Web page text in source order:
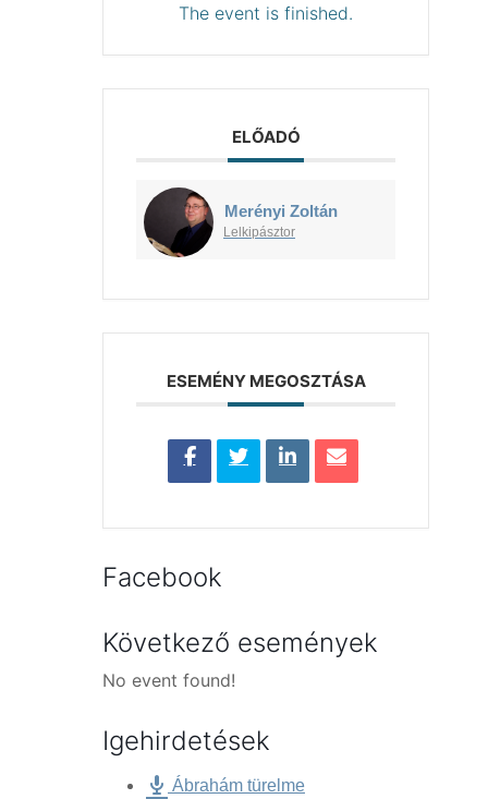
The event is finished.
ELŐADÓ
Merényi Zoltán
Lelkipásztor
ESEMÉNY MEGOSZTÁSA
Facebook
Következő események
No event found!
Igehirdetések
Ábrahám türelme